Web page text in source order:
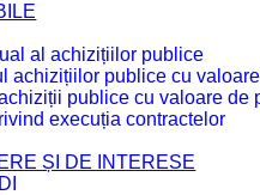
al achizițiilor publice
achizițiilor publice cu
publice cu valoare de
execuția contractelor
ȘI DE INTERESE